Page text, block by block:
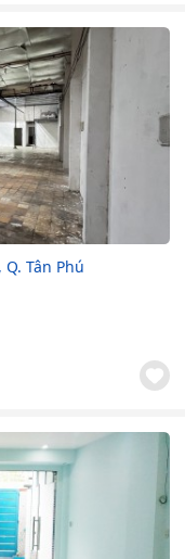
Tân Phú